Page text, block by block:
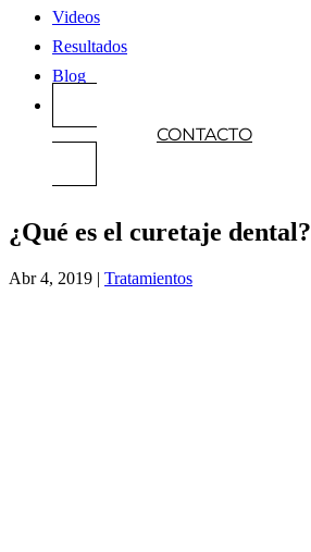
Videos
Resultados
Blog
CONTACTO
¿Qué es el curetaje dental?
Abr 4, 2019 | Tratamientos